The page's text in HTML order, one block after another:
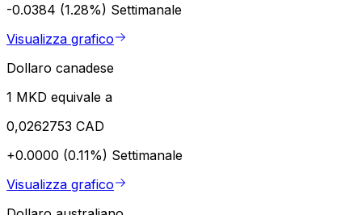
-0.0384 (1.28%) Settimanale
Visualizza grafico
Dollaro canadese
1 MKD equivale a
0,0262753 CAD
+0.0000 (0.11%) Settimanale
Visualizza grafico